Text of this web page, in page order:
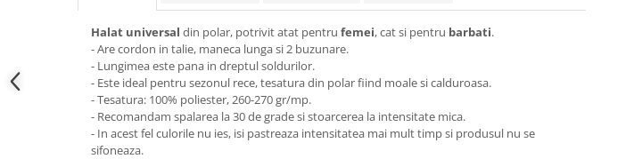
Halat universal din polar, potrivit atat pentru femei, cat si pentru barbati.
- Are cordon in talie, maneca lunga si 2 buzunare.
- Lungimea este pana in dreptul soldurilor.
- Este ideal pentru sezonul rece, tesatura din polar fiind moale si calduroasa.
- Tesatura: 100% poliester, 260-270 gr/mp.
- Recomandam spalarea la 30 de grade si stoarcerea la intensitate mica.
- In acest fel culorile nu ies, isi pastreaza intensitatea mai mult timp si produsul nu se
sifoneaza.